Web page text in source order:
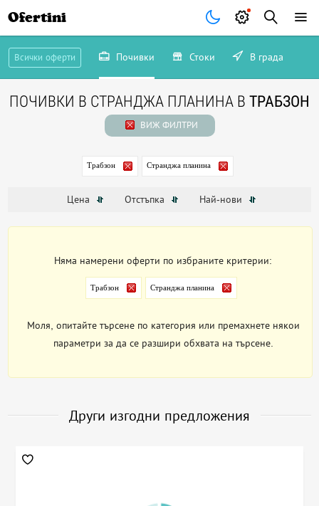
Ofertini
Всички оферти Почивки Стоки В града
ПОЧИВКИ В СТРАНДЖА ПЛАНИНА В ТРАБЗОН
ВИЖ ФИЛТРИ
Трабзон Странджа планина
Цена Отстъпка Най-нови
Няма намерени оферти по избраните критерии:
Трабзон Странджа планина
Моля, опитайте търсене по категория или премахнете някои
параметри за да се разшири обхвата на търсене.
Други изгодни предложения